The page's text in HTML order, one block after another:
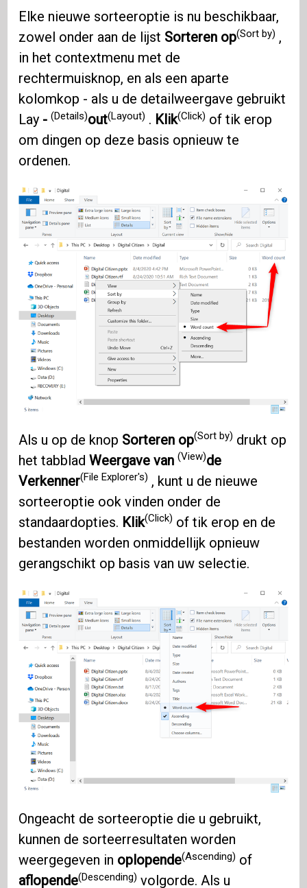
Elke nieuwe sorteeroptie is nu beschikbaar,
zowel onder aan de lijst Sorteren op(Sort by) ,
in het contextmenu met de
rechtermuisknop, en als een aparte
kolomkop - als u de detailweergave gebruikt
Lay -(Details)out(Layout) . Klik(Click) of tik erop
om dingen op deze basis opnieuw te
ordenen.
Als u op de knop Sorteren op(Sort by) drukt op
het tabbladWeergave van(View)de
Verkenner(File Explorer's) , kunt u de nieuwe
sorteeroptie ook vinden onder de
standaardopties. Klik(Click) of tik erop en de
bestanden worden onmiddellijk opnieuw
gerangschikt op basis van uw selectie.
Ongeacht de sorteeroptie die u gebruikt,
kunnen de sorteerresultaten worden
weergegeven in oplopende(Ascending) of
aflopende(Descending) volgorde. Als u